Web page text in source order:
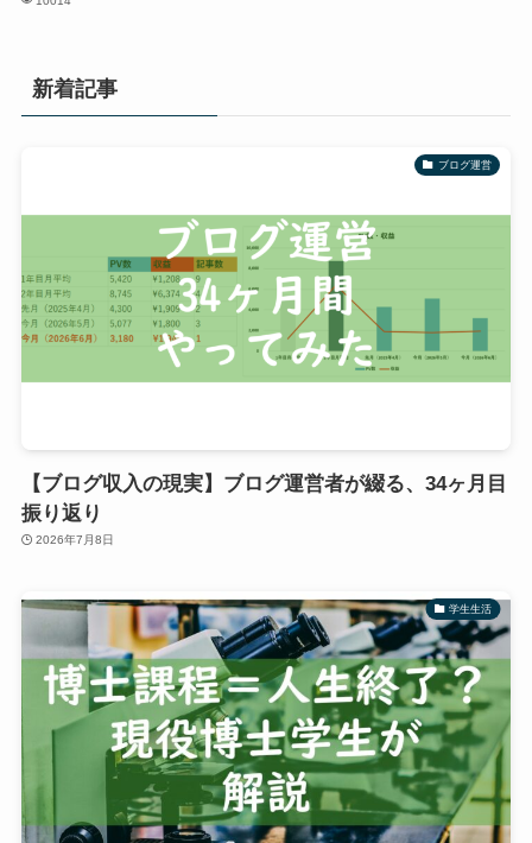
新着記事
ブログ運営
【ブログ収入の現実】ブログ運営者が綴る、34ヶ月目
振り返り
2026年7月8日
学生生活